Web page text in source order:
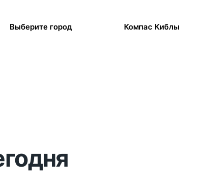
Выберите город Компас Киблы